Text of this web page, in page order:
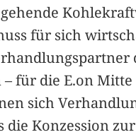
für sich
für die E.on Mitte
sich
die Konzession